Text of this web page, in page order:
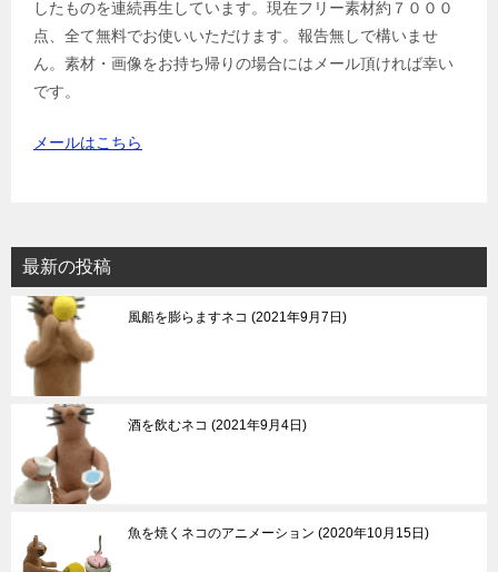
したものを連続再生しています。現在フリー素材約７０００
点、全て無料でお使いいただけます。報告無しで構いませ
ん。素材・画像をお持ち帰りの場合にはメール頂ければ幸い
です。
メールはこちら
最新の投稿
風船を膨らますネコ 2021年9月7日
酒を飲むネコ 2021年9月4日
魚を焼くネコのアニメーション 2020年10月15日